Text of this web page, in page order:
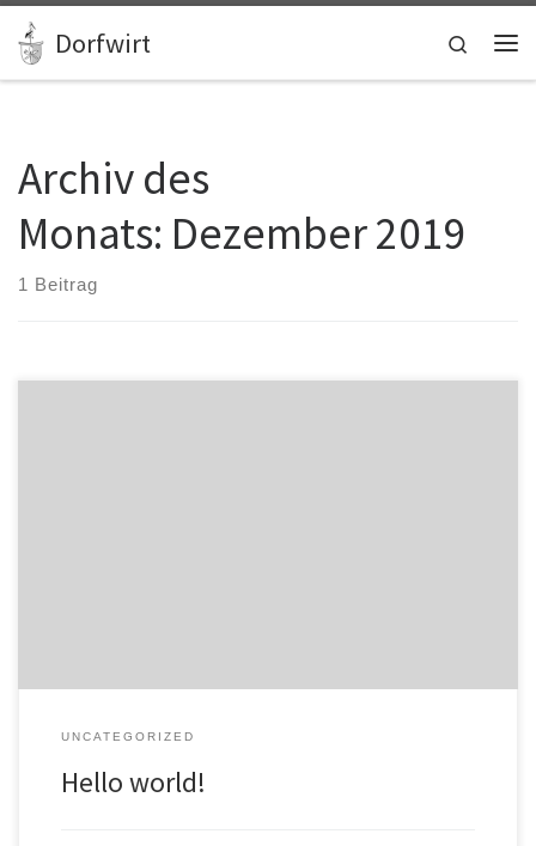
Zum Inhalt springen
Dorfwirt
Search
Archiv des
Monats: Dezember 2019
1 Beitrag
UNCATEGORIZED
Hello world!